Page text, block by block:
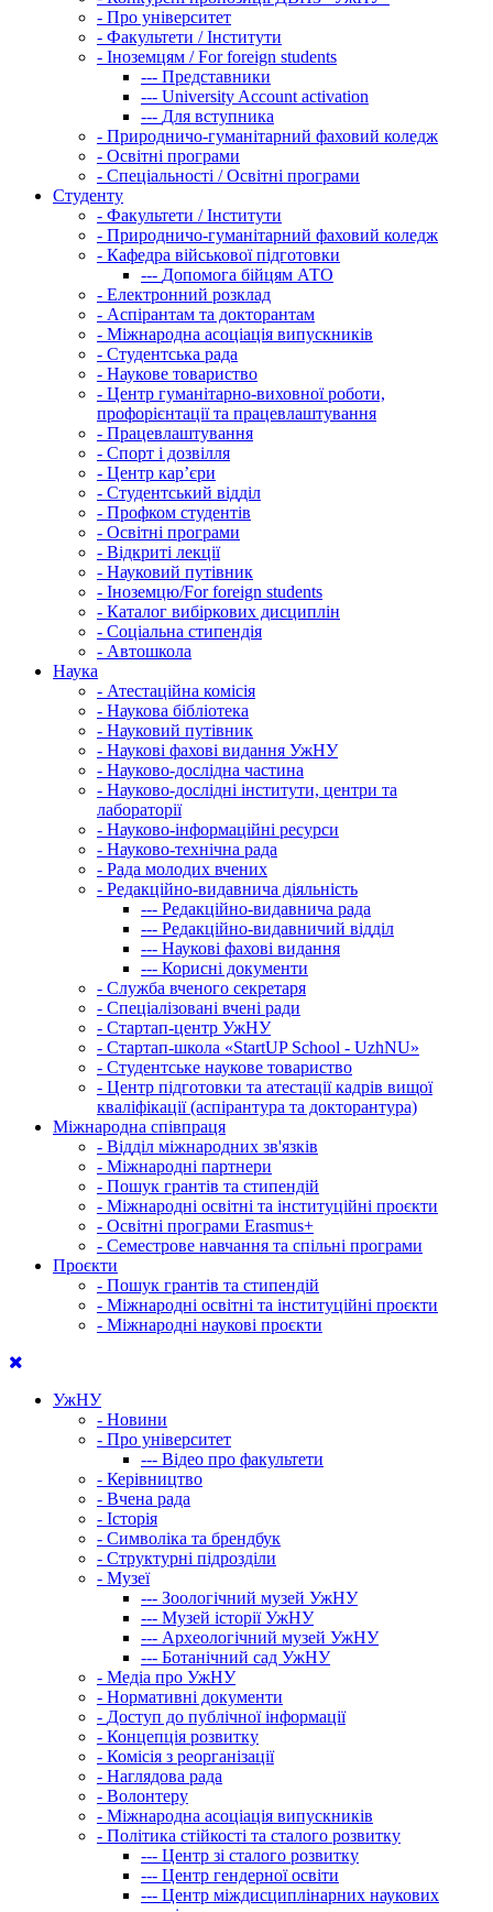
- Про університет
- Факультети / Інститути
- Іноземцям / For foreign students
--- Представники
--- University Account activation
--- Для вступника
- Природничо-гуманітарний фаховий коледж
- Освітні програми
- Спеціальності / Освітні програми
Студенту
- Факультети / Інститути
- Природничо-гуманітарний фаховий коледж
- Кафедра військової підготовки
--- Допомога бійцям АТО
- Електронний розклад
- Аспірантам та докторантам
- Міжнародна асоціація випускників
- Студентська рада
- Наукове товариство
- Центр гуманітарно-виховної роботи,
профорієнтації та працевлаштування
- Працевлаштування
- Спорт і дозвілля
- Центр кар’єри
- Студентський відділ
- Профком студентів
- Освітні програми
- Відкриті лекції
- Науковий путівник
- Іноземцю/For foreign students
- Каталог вибіркових дисциплін
- Соціальна стипендія
- Автошкола
Наука
- Атестаційна комісія
- Наукова бібліотека
- Науковий путівник
- Наукові фахові видання УжНУ
- Науково-дослідна частина
- Науково-дослідні інститути, центри та
лабораторії
- Науково-інформаційні ресурси
- Науково-технічна рада
- Рада молодих вчених
- Редакційно-видавнича діяльність
--- Редакційно-видавнича рада
--- Редакційно-видавничий відділ
--- Наукові фахові видання
--- Корисні документи
- Служба вченого секретаря
- Спеціалізовані вчені ради
- Стартап-центр УжНУ
- Стартап-школа «StartUP School - UzhNU»
- Студентське наукове товариство
- Центр підготовки та атестації кадрів вищої
кваліфікації (аспірантура та докторантура)
Міжнародна співпраця
- Відділ міжнародних зв'язків
- Міжнародні партнери
- Пошук грантів та стипендій
- Міжнародні освітні та інституційні проєкти
- Освітні програми Erasmus+
- Семестрове навчання та спільні програми
Проєкти
- Пошук грантів та стипендій
- Міжнародні освітні та інституційні проєкти
- Міжнародні наукові проєкти
УжНУ
- Новини
- Про університет
--- Відео про факультети
- Керівництво
- Вчена рада
- Історія
- Символіка та брендбук
- Структурні підрозділи
- Музеї
--- Зоологічний музей УжНУ
--- Музей історії УжНУ
--- Археологічний музей УжНУ
--- Ботанічний сад УжНУ
- Медіа про УжНУ
- Нормативні документи
- Доступ до публічної інформації
- Концепція розвитку
- Комісія з реорганізації
- Наглядова рада
- Волонтеру
- Міжнародна асоціація випускників
- Політика стійкості та сталого розвитку
--- Центр зі сталого розвитку
--- Центр гендерної освіти
--- Центр міждисциплінарних наукових